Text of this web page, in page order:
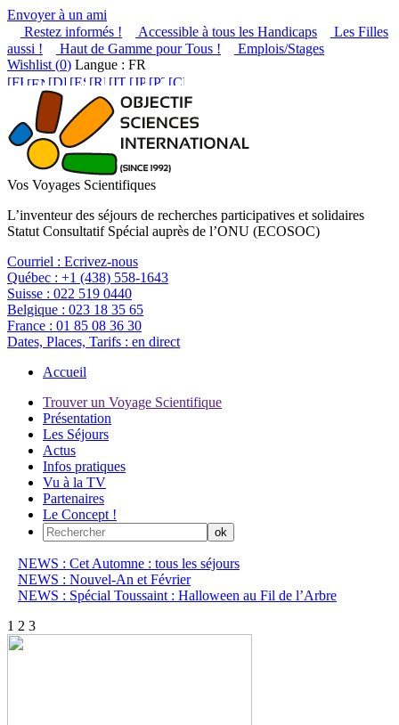
Envoyer à un ami
Restez informés !
Accessible à tous les Handicaps
Les Filles
aussi !
Haut de Gamme pour Tous !
Emplois/Stages
Wishlist (0) Langue : FR
Vos Voyages Scientifiques
L’inventeur des séjours de recherches participatives et solidaires
Statut Consultatif Spécial auprès de l’ONU (ECOSOC)
Courriel : Ecrivez-nous
Québec : +1 (438) 558-1643
Suisse : 022 519 0440
Belgique : 023 18 35 65
France : 01 85 08 36 30
Dates, Places, Tarifs : en direct
Accueil
Trouver un Voyage Scientifique
Présentation
Les Séjours
Actus
Infos pratiques
Vu à la TV
Partenaires
Le Concept !
NEWS : Cet Automne : tous les séjours
NEWS : Nouvel-An et Février
NEWS : Spécial Toussaint : Halloween au Fil de l’Arbre
1 2 3